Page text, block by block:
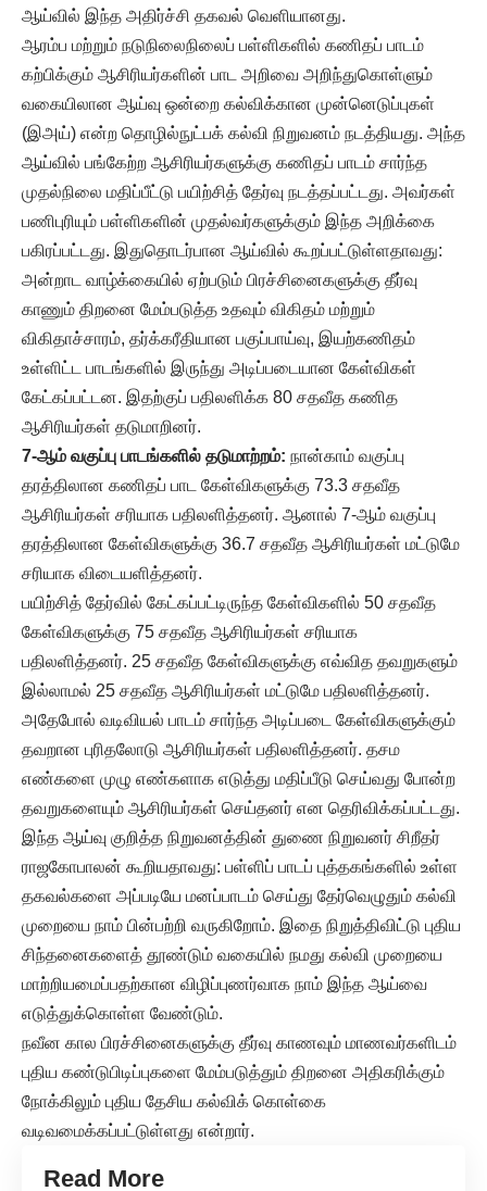
ஆய்வில் இந்த அதிர்ச்சி தகவல் வெளியானது.
ஆரம்ப மற்றும் நடுநிலைநிலைப் பள்ளிகளில் கணிதப் பாடம்
கற்பிக்கும் ஆசிரியர்களின் பாட அறிவை அறிந்துகொள்ளும்
வகையிலான ஆய்வு ஒன்றை கல்விக்கான முன்னெடுப்புகள்
(இஅய்) என்ற தொழில்நுட்பக் கல்வி நிறுவனம் நடத்தியது. அந்த
ஆய்வில் பங்கேற்ற ஆசிரியர்களுக்கு கணிதப் பாடம் சார்ந்த
முதல்நிலை மதிப்பீட்டு பயிற்சித் தேர்வு நடத்தப்பட்டது. அவர்கள்
பணிபுரியும் பள்ளிகளின் முதல்வர்களுக்கும் இந்த அறிக்கை
பகிரப்பட்டது. இதுதொடர்பான ஆய்வில் கூறப்பட்டுள்ளதாவது:
அன்றாட வாழ்க்கையில் ஏற்படும் பிரச்சினைகளுக்கு தீர்வு
காணும் திறனை மேம்படுத்த உதவும் விகிதம் மற்றும்
விகிதாச்சாரம், தர்க்கரீதியான பகுப்பாய்வு, இயற்கணிதம்
உள்ளிட்ட பாடங்களில் இருந்து அடிப்படையான கேள்விகள்
கேட்கப்பட்டன. இதற்குப் பதிலளிக்க 80 சதவீத கணித
ஆசிரியர்கள் தடுமாறினர்.
7-ஆம் வகுப்பு பாடங்களில் தடுமாற்றம்: நான்காம் வகுப்பு
தரத்திலான கணிதப் பாட கேள்விகளுக்கு 73.3 சதவீத
ஆசிரியர்கள் சரியாக பதிலளித்தனர். ஆனால் 7-ஆம் வகுப்பு
தரத்திலான கேள்விகளுக்கு 36.7 சதவீத ஆசிரியர்கள் மட்டுமே
சரியாக விடையளித்தனர்.
பயிற்சித் தேர்வில் கேட்கப்பட்டிருந்த கேள்விகளில் 50 சதவீத
கேள்விகளுக்கு 75 சதவீத ஆசிரியர்கள் சரியாக
பதிலளித்தனர். 25 சதவீத கேள்விகளுக்கு எவ்வித தவறுகளும்
இல்லாமல் 25 சதவீத ஆசிரியர்கள் மட்டுமே பதிலளித்தனர்.
அதேபோல் வடிவியல் பாடம் சார்ந்த அடிப்படை கேள்விகளுக்கும்
தவறான புரிதலோடு ஆசிரியர்கள் பதிலளித்தனர். தசம
எண்களை முழு எண்களாக எடுத்து மதிப்பீடு செய்வது போன்ற
தவறுகளையும் ஆசிரியர்கள் செய்தனர் என தெரிவிக்கப்பட்டது.
இந்த ஆய்வு குறித்த நிறுவனத்தின் துணை நிறுவனர் சிறீதர்
ராஜகோபாலன் கூறியதாவது: பள்ளிப் பாடப் புத்தகங்களில் உள்ள
தகவல்களை அப்படியே மனப்பாடம் செய்து தேர்வெழுதும் கல்வி
முறையை நாம் பின்பற்றி வருகிறோம். இதை நிறுத்திவிட்டு புதிய
சிந்தனைகளைத் தூண்டும் வகையில் நமது கல்வி முறையை
மாற்றியமைப்பதற்கான விழிப்புணர்வாக நாம் இந்த ஆய்வை
எடுத்துக்கொள்ள வேண்டும்.
நவீன கால பிரச்சினைகளுக்கு தீர்வு காணவும் மாணவர்களிடம்
புதிய கண்டுபிடிப்புகளை மேம்படுத்தும் திறனை அதிகரிக்கும்
நோக்கிலும் புதிய தேசிய கல்விக் கொள்கை
வடிவமைக்கப்பட்டுள்ளது என்றார்.
Read More